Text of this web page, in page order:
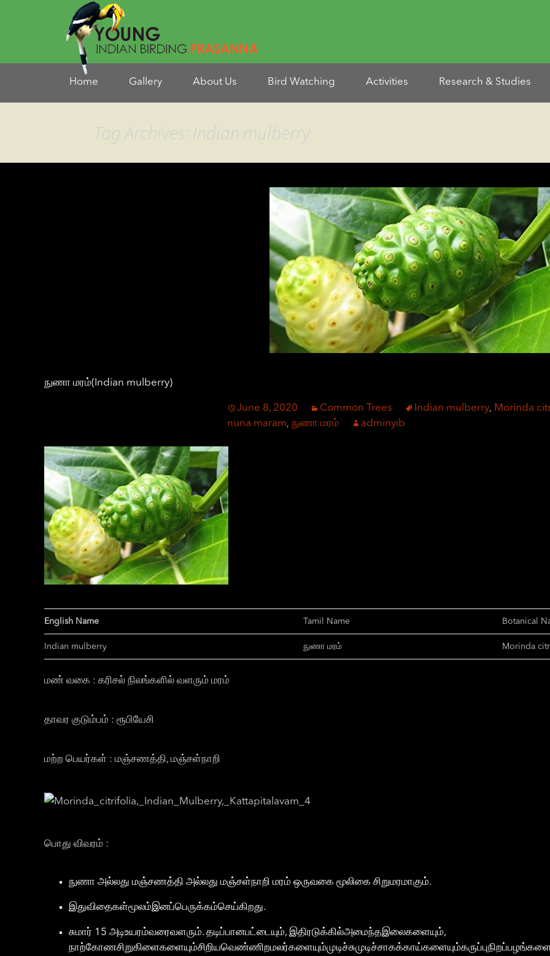
Home Gallery About Us Bird Watching Activities Research & Studies
Tag Archives: Indian mulberry
நுணா மரம்(Indian mulberry)
June 8, 2020 Common Trees Indian mulberry, Morinda
nuna maram, நுணா மரம் adminyib
English Name Tamil Name Botanical
Indian mulberry நுணா மரம் Morinda
மண் வகை : கரிசல் நிலங்களில் வளரும் மரம்
தாவர குடும்பம் : ரூபியேசி
மற்ற பெயர்கள் : மஞ்சணத்தி, மஞ்சள்நாறி
பொது விவரம் :
நுணா அல்லது மஞ்சணத்தி அல்லது மஞ்சள்நாறி மரம் ஒருவகை மூலிகை சிறுமரமாகும்.
இதுவிதைகள்மூலம்இனப்பெருக்கம்செய்கிறது.
சுமார் 15 அடிஉயரம்வரைவளரும். தடிப்பானபட்டையும், இதிரடுக்கில்அமைந்தஇலைகளையும்,